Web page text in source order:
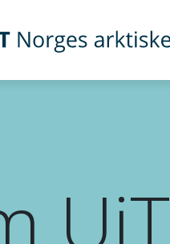
arktiske universitet
UiT